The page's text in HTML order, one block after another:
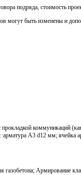
подряда, стоимость
могут быть изменены и
коммуникаций
A3 d12 мм; ячейка
Армирование